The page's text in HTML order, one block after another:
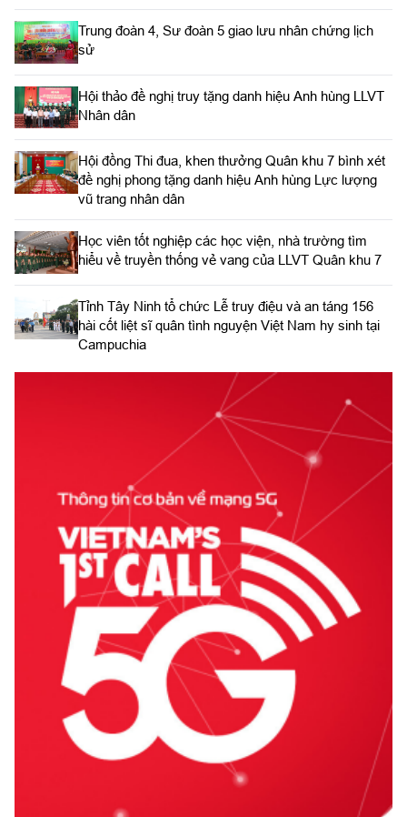
Trung đoàn 4, Sư đoàn 5 giao lưu nhân chứng lịch
sử
Hội thảo đề nghị truy tặng danh hiệu Anh hùng LLVT
Nhân dân
Hội đồng Thi đua, khen thưởng Quân khu 7 bình xét
đề nghị phong tặng danh hiệu Anh hùng Lực lượng
vũ trang nhân dân
Học viên tốt nghiệp các học viện, nhà trường tìm
hiểu về truyền thống vẻ vang của LLVT Quân khu 7
​Tỉnh Tây Ninh tổ chức Lễ truy điệu và an táng 156
hài cốt liệt sĩ quân tình nguyện Việt Nam hy sinh tại
Campuchia